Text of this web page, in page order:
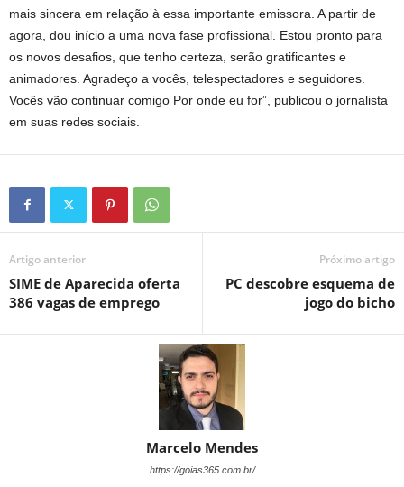
mais sincera em relação à essa importante emissora. A partir de
agora, dou início a uma nova fase profissional. Estou pronto para
os novos desafios, que tenho certeza, serão gratificantes e
animadores. Agradeço a vocês, telespectadores e seguidores.
Vocês vão continuar comigo Por onde eu for”, publicou o jornalista
em suas redes sociais.
Artigo anterior
SIME de Aparecida oferta
386 vagas de emprego
Próximo artigo
PC descobre esquema de
jogo do bicho
Marcelo Mendes
https://goias365.com.br/